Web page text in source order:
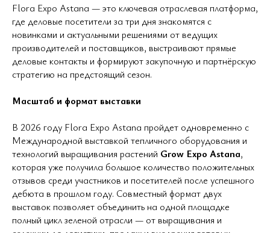
Flora Expo Astana — это ключевая отраслевая платформа,
где деловые посетители за три дня знакомятся с
новинками и актуальными решениями от ведущих
производителей и поставщиков, выстраивают прямые
деловые контакты и формируют закупочную и партнёрскую
стратегию на предстоящий сезон.
Масштаб и формат выставки
В 2026 году Flora Expo Astana пройдет одновременно с
Международной выставкой тепличного оборудования и
технологий выращивания растений Grow Expo Astana,
которая уже получила большое количество положительных
отзывов среди участников и посетителей после успешного
дебюта в прошлом году. Совместный формат двух
выставок позволяет объединить на одной площадке
полный цикл зеленой отрасли — от выращивания и